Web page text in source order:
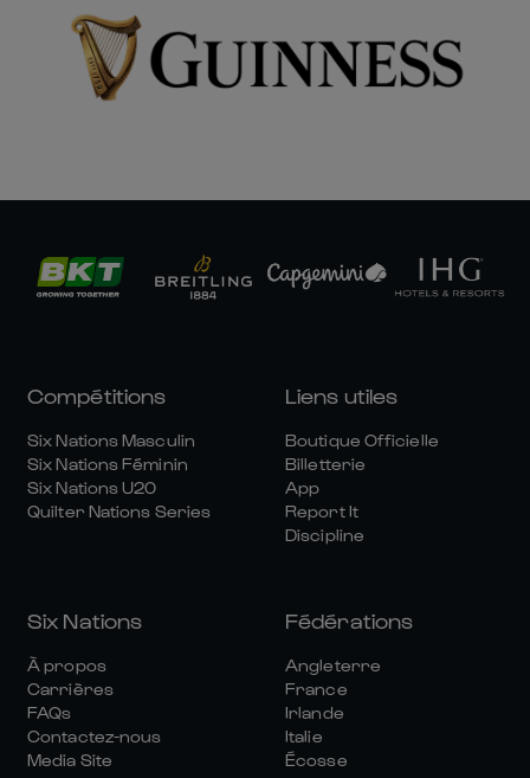
Compétitions
Six Nations Masculin
Six Nations Féminin
Six Nations U20
Quilter Nations Series
Liens utiles
Boutique Officielle
Billetterie
App
Report It
Discipline
Six Nations
À propos
Carrières
FAQs
Contactez-nous
Media Site
Fédérations
Angleterre
France
Irlande
Italie
Écosse